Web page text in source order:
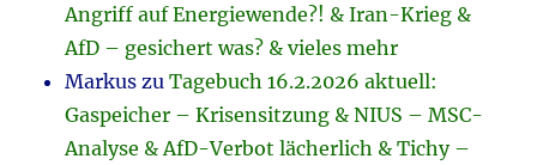
Angriff auf Energiewende?! & Iran-Krieg &
AfD – gesichert was? & vieles mehr
Markus zuTagebuch 16.2.2026 aktuell:
Gaspeicher – Krisensitzung & NIUS – MSC-
Analyse & AfD-Verbot lächerlich & Tichy –